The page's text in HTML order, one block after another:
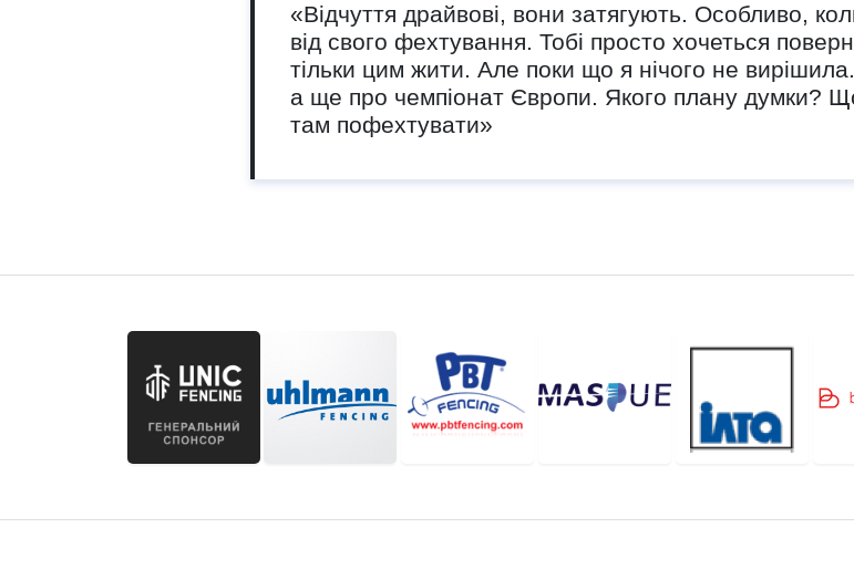
«Відчуття драйвові, вони затягують. Особливо,
від свого фехтування. Тобі просто хочеться
тільки цим жити. Але поки що я нічого не
а ще про чемпіонат Європи. Якого плану думки?
там пофехтувати»